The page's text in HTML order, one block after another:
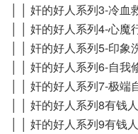
│ │ 奸的好人系列3-冷血
│ │ 奸的好人系列4-心魔
│ │ 奸的好人系列5-印象
│ │ 奸的好人系列6-自我
│ │ 奸的好人系列7-极端
│ │ 奸的好人系列8有钱
│ │ 奸的好人系列9有钱